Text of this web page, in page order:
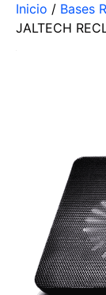
Inicio / Bases
JALTECH